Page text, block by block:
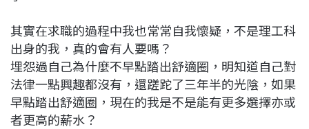
其實在求職的過程中我也常常自我懷疑，不是理工科
出身的我，真的會有人要嗎？
埋怨過自己為什麼不早點踏出舒適圈，明知道自己對
法律一點興趣都沒有，還蹉跎了三年半的光陰，如果
早點踏出舒適圈，現在的我是不是能有更多選擇亦或
者更高的薪水？